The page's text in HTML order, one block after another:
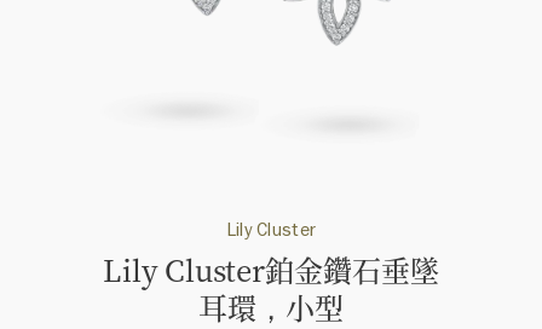
Lily Cluster
Lily Cluster鉑金鑽石垂墜
耳環，小型